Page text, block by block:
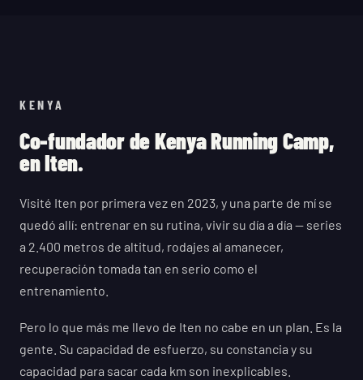
KENYA
Co-fundador de Kenya Running Camp,
en Iten.
Visité Iten por primera vez en 2023, y una parte de mí se
quedó allí: entrenar en su rutina, vivir su día a día — series
a 2.400 metros de altitud, rodajes al amanecer,
recuperación tomada tan en serio como el
entrenamiento.
Pero lo que más me llevo de Iten no cabe en un plan. Es la
gente. Su capacidad de esfuerzo, su constancia y su
capacidad para sacar cada km son inexplicables.